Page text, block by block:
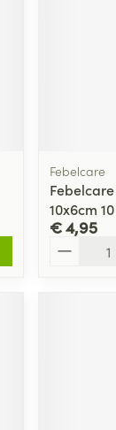
Febelcare
10x6cm 10
€ 4,95